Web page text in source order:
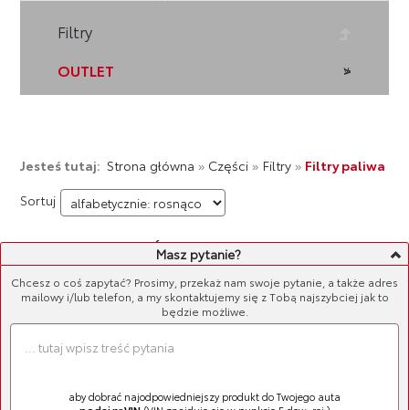
Filtry
OUTLET
Jesteś tutaj: Strona główna » Części» Filtry» Filtry paliwa
Sortuj
LISTA PRODUKTÓWMasz pytanie?
Chcesz o coś zapytać? Prosimy, przekaż nam swoje pytanie, a także adres
mailowy i/lub telefon, a my skontaktujemy się z Tobą najszybciej jak to
będzie możliwe.
aby dobrać najodpowiedniejszy produkt do Twojego auta